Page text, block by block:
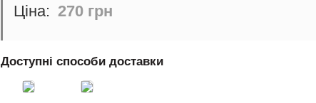
270 грн
Доступні способи доставки